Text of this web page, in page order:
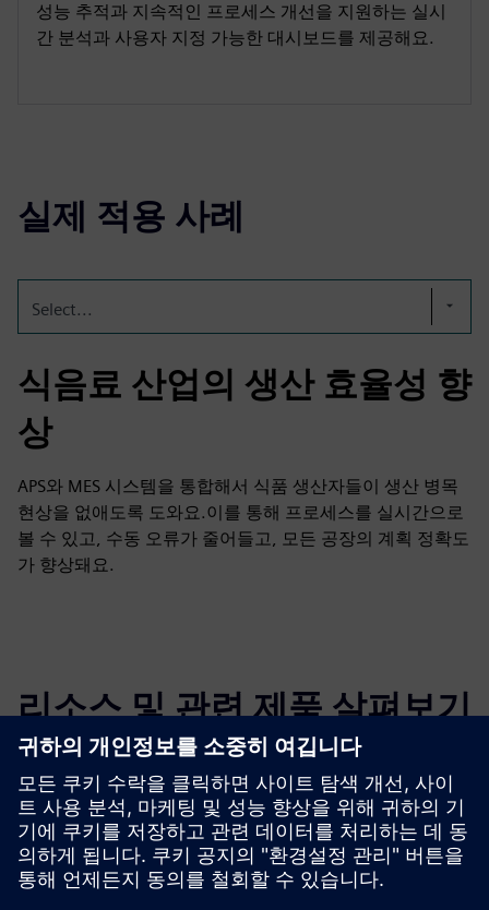
성능 추적과 지속적인 프로세스 개선을 지원하는 실시
간 분석과 사용자 지정 가능한 대시보드를 제공해요.
실제 적용 사례
Select...
식음료 산업의 생산 효율성 향
상
APS와 MES 시스템을 통합해서 식품 생산자들이 생산 병목
현상을 없애도록 도와요.이를 통해 프로세스를 실시간으로
볼 수 있고, 수동 오류가 줄어들고, 모든 공장의 계획 정확도
가 향상돼요.
리소스 및 관련 제품 살펴보기
추가 정보 및 리소스
지프롬 | 홈페이지